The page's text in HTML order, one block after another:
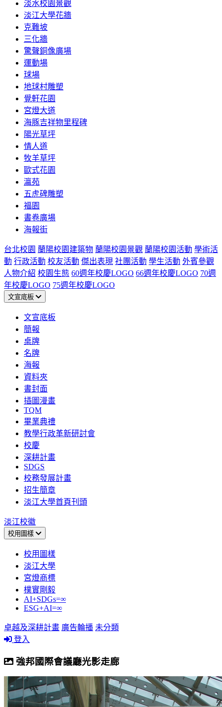
淡水校園景觀
淡江大學花牆
克難坡
三化牆
驚聲銅像廣場
運動場
球場
地球村雕塑
覺軒花園
宮燈大道
海豚吉祥物里程碑
陽光草坪
情人道
牧羊草坪
歐式花園
瀛苑
五虎碑雕塑
福園
書卷廣場
海報街
台北校園 蘭陽校園建築物 蘭陽校園景觀 蘭陽校園活動 學術活
動 行政活動 校友活動 傑出表現 社團活動 學生活動 外賓參觀
人物介紹 校園生態 60週年校慶LOGO 66週年校慶LOGO 70週
年校慶LOGO 75週年校慶LOGO
文宣底板
文宣底板
簡報
桌牌
名牌
海報
資料夾
書封面
插圖漫畫
TQM
畢業典禮
教學行政革新研討會
校慶
深耕計畫
SDGS
校務發展計畫
招生簡章
淡江大學首頁刊頭
淡江校徽
校用圖樣
校用圖樣
淡江大學
宮燈商標
樸實剛毅
AI+SDGs=∞
ESG+AI=∞
卓越及深耕計畫 廣告輪播 未分類
登入
強邦國際會議廳光影走廊